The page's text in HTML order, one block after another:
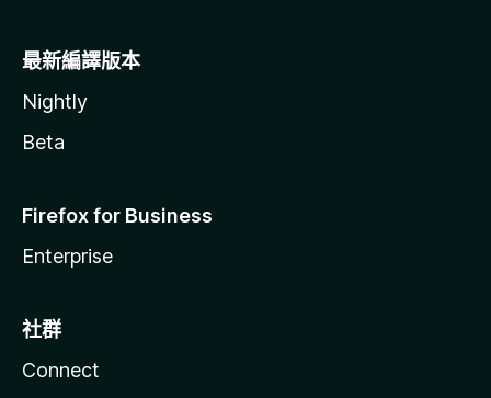
最新編譯版本
Nightly
Beta
Firefox for Business
Enterprise
社群
Connect